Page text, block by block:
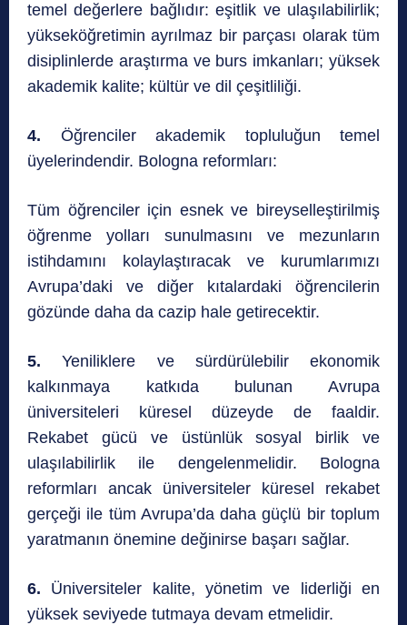
temel değerlere bağlıdır: eşitlik ve ulaşılabilirlik;
yükseköğretimin ayrılmaz bir parçası olarak tüm
disiplinlerde araştırma ve burs imkanları; yüksek
akademik kalite; kültür ve dil çeşitliliği.
4. Öğrenciler akademik topluluğun temel
üyelerindendir. Bologna reformları:
Tüm öğrenciler için esnek ve bireyselleştirilmiş
öğrenme yolları sunulmasını ve mezunların
istihdamını kolaylaştıracak ve kurumlarımızı
Avrupa’daki ve diğer kıtalardaki öğrencilerin
gözünde daha da cazip hale getirecektir.
5.
Yeniliklere ve sürdürülebilir ekonomik
kalkınmaya katkıda bulunan Avrupa
üniversiteleri küresel düzeyde de faaldir.
Rekabet gücü ve üstünlük sosyal birlik ve
ulaşılabilirlik ile dengelenmelidir. Bologna
reformları ancak üniversiteler küresel rekabet
gerçeği ile tüm Avrupa’da daha güçlü bir toplum
yaratmanın önemine değinirse başarı sağlar.
6. Üniversiteler kalite, yönetim ve liderliği en
yüksek seviyede tutmaya devam etmelidir.